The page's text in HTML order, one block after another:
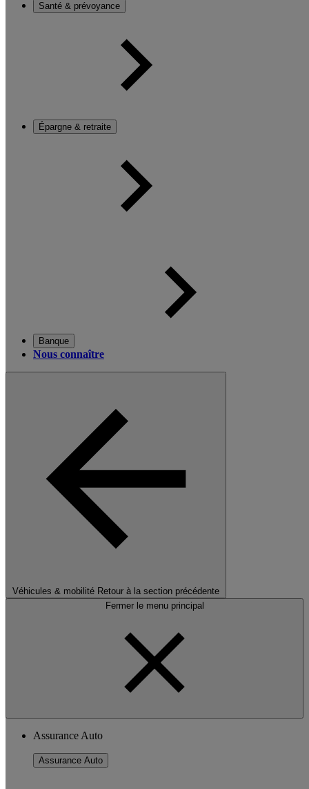
Santé & prévoyance
Épargne & retraite
Banque
Nous connaître
Véhicules & mobilité Retour à la section précédente
Fermer le menu principal
Assurance Auto
Assurance Auto